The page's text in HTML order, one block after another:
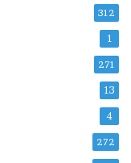
312
1
271
13
4
272